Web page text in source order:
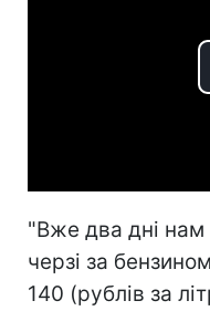
"Вже два дні нам
черзі за
140 (рублів за